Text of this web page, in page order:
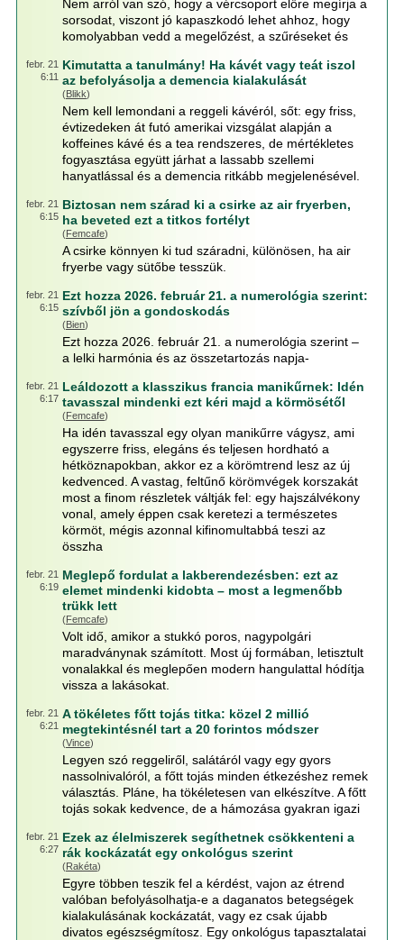
Nem arról van szó, hogy a vércsoport előre megírja a
sorsodat, viszont jó kapaszkodó lehet ahhoz, hogy
komolyabban vedd a megelőzést, a szűréseket és
febr. 21
6:11
Kimutatta a tanulmány! Ha kávét vagy teát iszol
az befolyásolja a demencia kialakulását
(Blikk)
Nem kell lemondani a reggeli kávéról, sőt: egy friss,
évtizedeken át futó amerikai vizsgálat alapján a
koffeines kávé és a tea rendszeres, de mértékletes
fogyasztása együtt járhat a lassabb szellemi
hanyatlással és a demencia ritkább megjelenésével.
febr. 21
6:15
Biztosan nem szárad ki a csirke az air fryerben,
ha beveted ezt a titkos fortélyt
(Femcafe)
A csirke könnyen ki tud száradni, különösen, ha air
fryerbe vagy sütőbe tesszük.
febr. 21
6:15
Ezt hozza 2026. február 21. a numerológia szerint:
szívből jön a gondoskodás
(Bien)
Ezt hozza 2026. február 21. a numerológia szerint –
a lelki harmónia és az összetartozás napja-
febr. 21
6:17
Leáldozott a klasszikus francia manikűrnek: Idén
tavasszal mindenki ezt kéri majd a körmösétől
(Femcafe)
Ha idén tavasszal egy olyan manikűrre vágysz, ami
egyszerre friss, elegáns és teljesen hordható a
hétköznapokban, akkor ez a körömtrend lesz az új
kedvenced. A vastag, feltűnő körömvégek korszakát
most a finom részletek váltják fel: egy hajszálvékony
vonal, amely éppen csak keretezi a természetes
körmöt, mégis azonnal kifinomultabbá teszi az
összha
febr. 21
6:19
Meglepő fordulat a lakberendezésben: ezt az
elemet mindenki kidobta – most a legmenőbb
trükk lett
(Femcafe)
Volt idő, amikor a stukkó poros, nagypolgári
maradványnak számított. Most új formában, letisztult
vonalakkal és meglepően modern hangulattal hódítja
vissza a lakásokat.
febr. 21
6:21
A tökéletes főtt tojás titka: közel 2 millió
megtekintésnél tart a 20 forintos módszer
(Vince)
Legyen szó reggeliről, salátáról vagy egy gyors
nassolnivalóról, a főtt tojás minden étkezéshez remek
választás. Pláne, ha tökéletesen van elkészítve. A főtt
tojás sokak kedvence, de a hámozása gyakran igazi
febr. 21
6:27
Ezek az élelmiszerek segíthetnek csökkenteni a
rák kockázatát egy onkológus szerint
(Rakéta)
Egyre többen teszik fel a kérdést, vajon az étrend
valóban befolyásolhatja-e a daganatos betegségek
kialakulásának kockázatát, vagy ez csak újabb
divatos egészségmítosz. Egy onkológus tapasztalatai